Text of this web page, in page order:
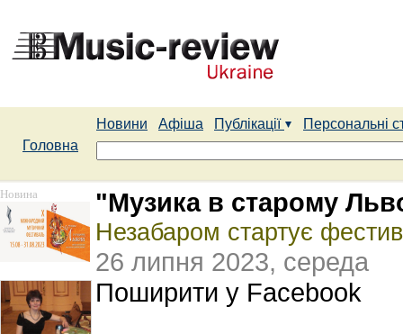
Новини Афіша Публікації
Персональні
Головна
Новина "Музика в старому
Незабаром стартує
26 липня 2023, середа
Поширити у Facebook